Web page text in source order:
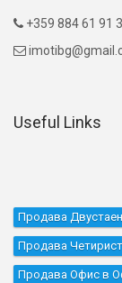
 +359 884 61 91

Useful Links
Продава
Продава
Продава Офис в